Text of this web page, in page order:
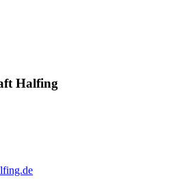
Halfing